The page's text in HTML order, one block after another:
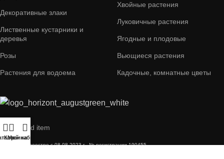
Декоративные злаки
Лиственные кустарники и
деревья
Розы
Растения для водоема
Хвойные растения
Луковичные растения
Ягодные и плодовые
Вьющиеся растения
Кадочные, комнатные цветы
Menu child item
В торговом реестре с 08.08.2023 г., № регистрации 190455
Корзина
Мой кабинет